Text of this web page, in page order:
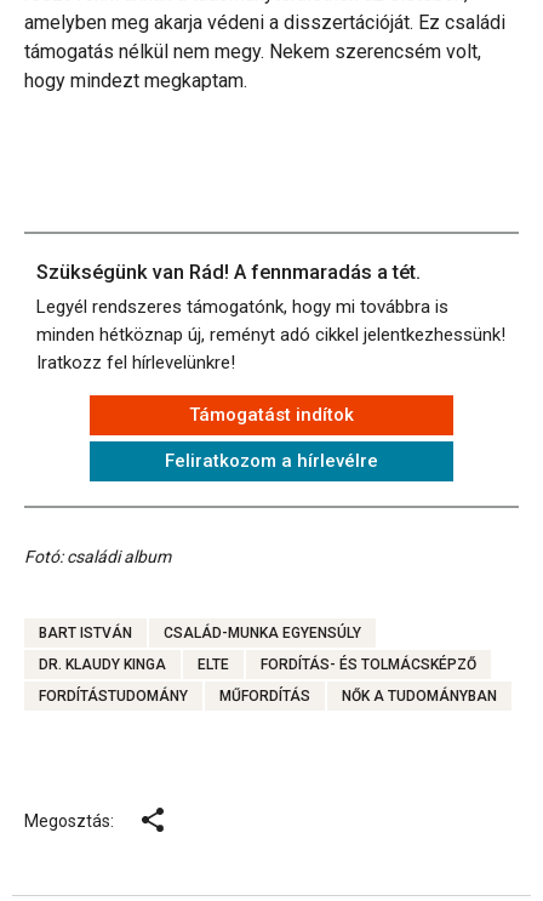
amelyben meg akarja védeni a disszertációját. Ez családi
támogatás nélkül nem megy. Nekem szerencsém volt,
hogy mindezt megkaptam.
Szükségünk van Rád! A fennmaradás a tét.
Legyél rendszeres támogatónk, hogy mi továbbra is
minden hétköznap új, reményt adó cikkel jelentkezhessünk!
Iratkozz fel hírlevelünkre!
Támogatást indítok
Feliratkozom a hírlevélre
Fotó: családi album
BART ISTVÁN
CSALÁD-MUNKA EGYENSÚLY
DR. KLAUDY KINGA
ELTE
FORDÍTÁS- ÉS TOLMÁCSKÉPZŐ
FORDÍTÁSTUDOMÁNY
MŰFORDÍTÁS NŐK A TUDOMÁNYBAN
Megosztás: